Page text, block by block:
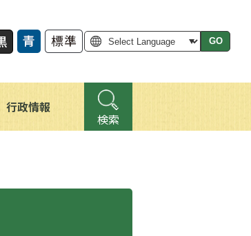
GO
行政情報
検索